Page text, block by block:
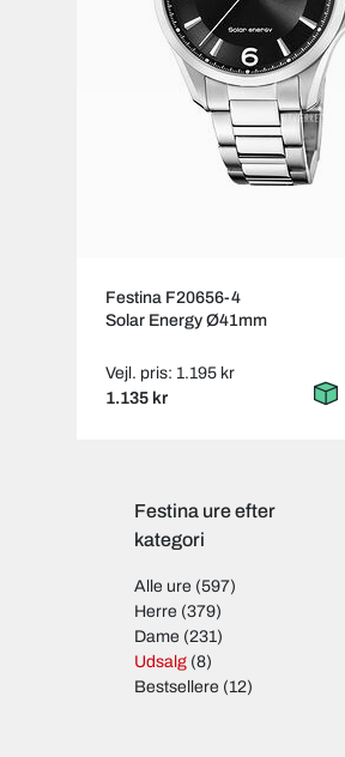
Festina F20656-4
Solar Energy Ø41mm
Vejl. pris: 1.195 kr
1.135 kr
Festina ure efter
kategori
Alle ure (597)
Herre (379)
Dame (231)
Udsalg (8)
Bestsellere (12)